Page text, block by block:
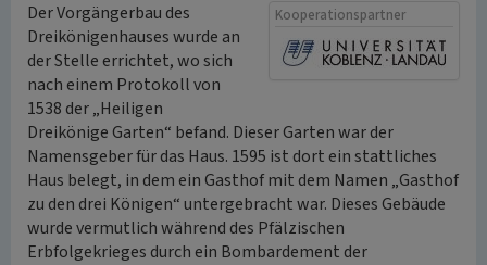
Kooperationspartner
Der Vorgängerbau des
Dreikönigenhauses wurde an
der Stelle errichtet, wo sich
nach einem Protokoll von
1538 der „Heiligen
Dreikönige Garten“ befand. Dieser Garten war der
Namensgeber für das Haus. 1595 ist dort ein stattliches
Haus belegt, in dem ein Gasthof mit dem Namen „Gasthof
zu den drei Königen“ untergebracht war. Dieses Gebäude
wurde vermutlich während des Pfälzischen
Erbfolgekrieges durch ein Bombardement der